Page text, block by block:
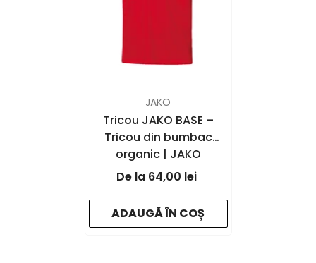
JAKO
Tricou JAKO BASE –
Tricou din bumbac
organic | JAKO
Romania- red
64,00 lei
ADAUGĂ ÎN COȘ